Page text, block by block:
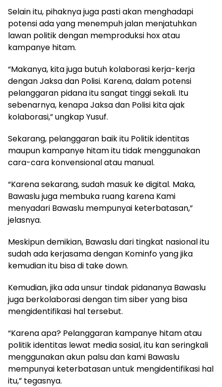
Selain itu, pihaknya juga pasti akan menghadapi
potensi ada yang menempuh jalan menjatuhkan
lawan politik dengan memproduksi hox atau
kampanye hitam.
“Makanya, kita juga butuh kolaborasi kerja-kerja
dengan Jaksa dan Polisi. Karena, dalam potensi
pelanggaran pidana itu sangat tinggi sekali. Itu
sebenarnya, kenapa Jaksa dan Polisi kita ajak
kolaborasi,” ungkap Yusuf.
Sekarang, pelanggaran baik itu Politik identitas
maupun kampanye hitam itu tidak menggunakan
cara-cara konvensional atau manual.
“Karena sekarang, sudah masuk ke digital. Maka,
Bawaslu juga membuka ruang karena Kami
menyadari Bawaslu mempunyai keterbatasan,”
jelasnya.
Meskipun demikian, Bawaslu dari tingkat nasional itu
sudah ada kerjasama dengan Kominfo yang jika
kemudian itu bisa di take down.
Kemudian, jika ada unsur tindak pidananya Bawaslu
juga berkolaborasi dengan tim siber yang bisa
mengidentifikasi hal tersebut.
“Karena apa? Pelanggaran kampanye hitam atau
politik identitas lewat media sosial, itu kan seringkali
menggunakan akun palsu dan kami Bawaslu
mempunyai keterbatasan untuk mengidentifikasi hal
itu,” tegasnya.